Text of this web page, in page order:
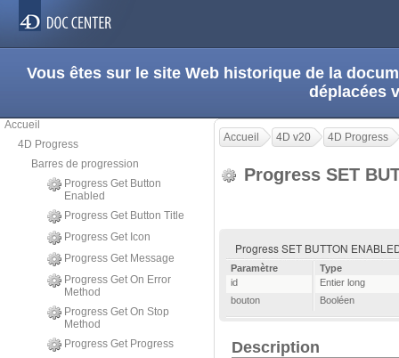
Vous êtes sur le site Web historique de la
déplacées
Accueil
4D Progress
Barres de progression
Progress Get Button
Enabled
Progress Get Button Title
Progress Get Icon
Progress Get Message
Progress Get On Error
Method
Progress Get On Stop
Method
Progress Get Progress
Accueil 4D v20 4D Progress
Progress SET
Progress SET BUTTON
Paramètre
Type
id
Entier long
bouton
Booléen
Description